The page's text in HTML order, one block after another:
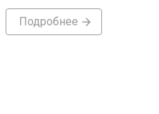
Подробнее